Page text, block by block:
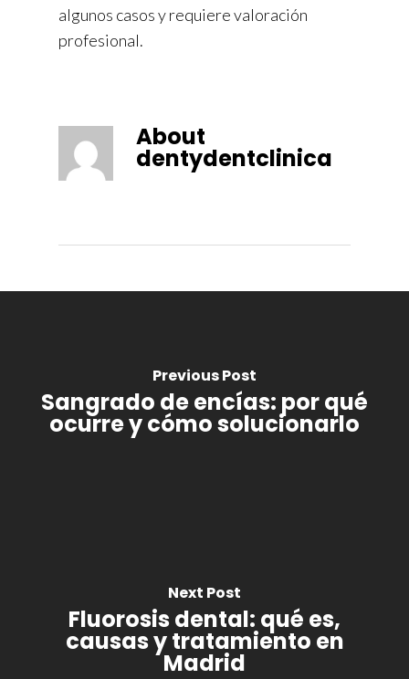
algunos casos y requiere valoración
profesional.
About
dentydentclinica
Previous Post
Sangrado de encías: por qué
ocurre y cómo solucionarlo
Next Post
Fluorosis dental: qué es,
causas y tratamiento en
Madrid